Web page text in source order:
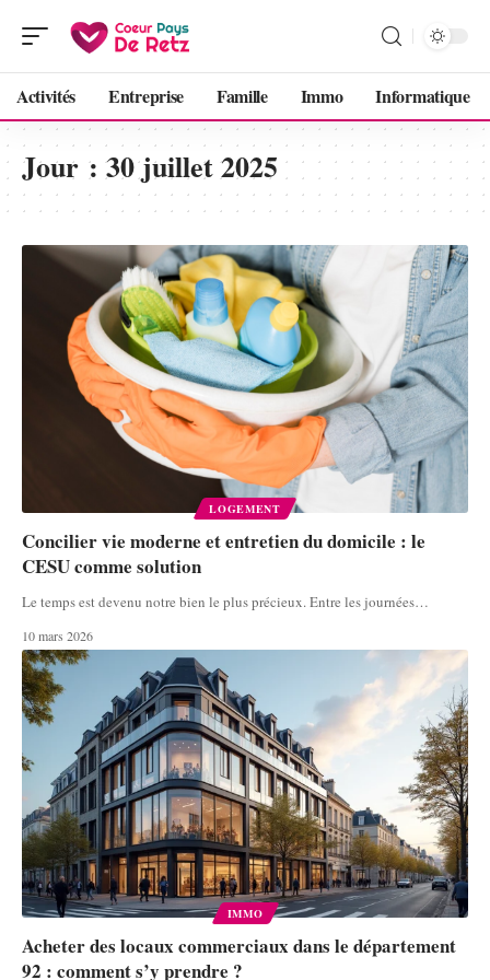
Activités Entreprise Famille Immo Informatique
Jour :30 juillet 2025
LOGEMENT
Concilier vie moderne et entretien du domicile : le
CESU comme solution
Le temps est devenu notre bien le plus précieux. Entre les journées…
10 mars 2026
IMMO
Acheter des locaux commerciaux dans le département
92 : comment s’y prendre ?